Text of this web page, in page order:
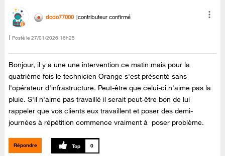
dodo77000 contributeur confirmé
Posté le ‎27/01/2026 16h25
Bonjour, il y a une une intervention ce matin mais pour la
quatrième fois le technicien Orange s'est présenté sans
l'opérateur d'infrastructure. Peut-être que celui-ci n'aime pas la
pluie. S'il n'aime pas travaillé il serait peut-être bon de lui
rappeler que vos clients eux travaillent et poser des demi-
journées à répétition commence vraiment à poser problème.
Répondre 0